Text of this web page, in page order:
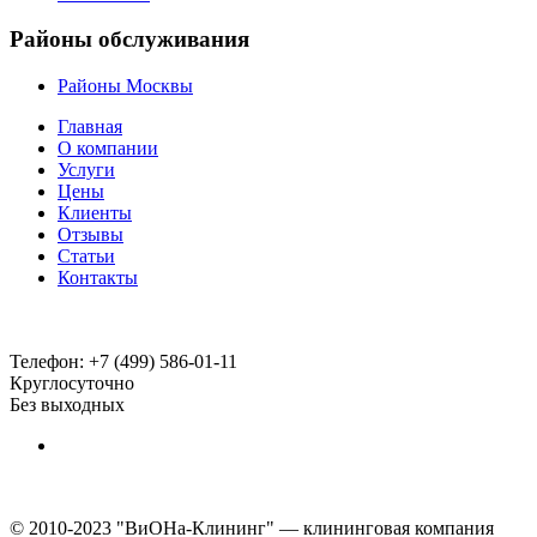
Районы обслуживания
Районы Москвы
Главная
О компании
Услуги
Цены
Клиенты
Отзывы
Статьи
Контакты
Телефон: +7 (499) 586-01-11
Круглосуточно
Без выходных
© 2010-2023 "ВиОНа-Клининг" — клининговая компания